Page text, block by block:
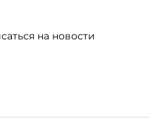
на новости